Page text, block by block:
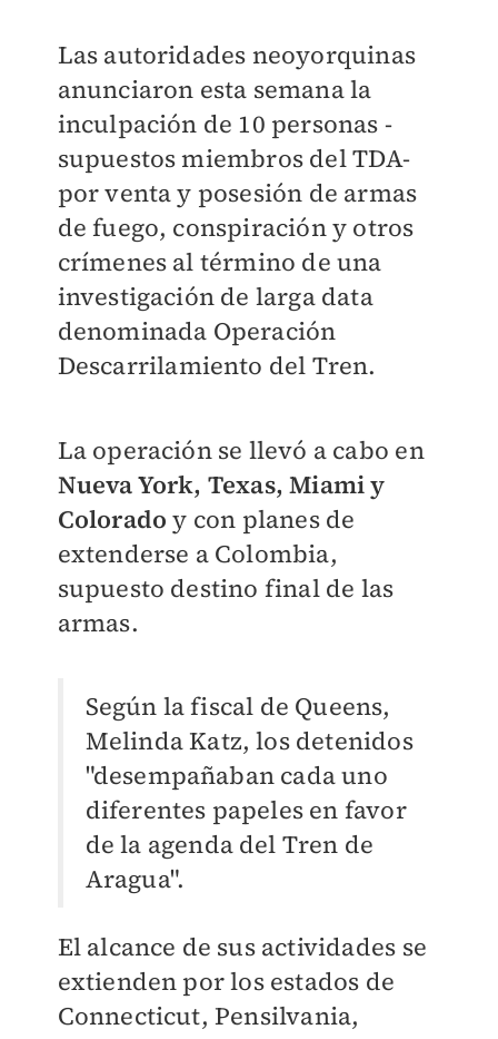
Las autoridades neoyorquinas
anunciaron esta semana la
inculpación de 10 personas -
supuestos miembros del TDA-
por venta y posesión de armas
de fuego, conspiración y otros
crímenes al término de una
investigación de larga data
denominada Operación
Descarrilamiento del Tren.
La operación se llevó a cabo en
Nueva York, Texas, Miami y
Coloradoy con planes de
extenderse a Colombia,
supuesto destino final de las
armas.
Según la fiscal de Queens,
Melinda Katz, los detenidos
"desempañaban cada uno
diferentes papeles en favor
de la agenda del Tren de
Aragua".
El alcance de sus actividades se
extienden por los estados de
Connecticut, Pensilvania,